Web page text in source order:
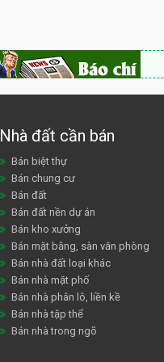
Nhà đất cần bán
Bán biệt thự
Bán chung cư
Bán đất
Bán đất nền dự án
Bán kho xưởng
Bán mặt bằng, sàn văn phòng
Bán nhà đất loại khác
Bán nhà mặt phố
Bán nhà phân lô, liền kề
Bán nhà tập thể
Bán nhà trong ngõ